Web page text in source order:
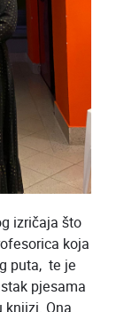
izričaja što
koja
puta, te je
pjesama